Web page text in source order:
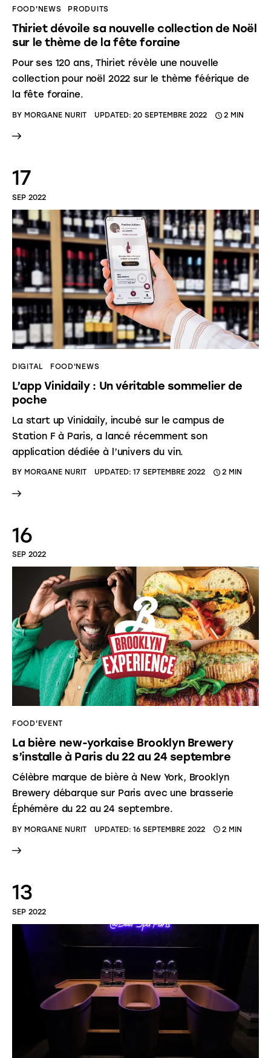
FOOD'NEWS PRODUITS
Thiriet dévoile sa nouvelle collection de Noël
sur le thème de la fête foraine
Pour ses 120 ans, Thiriet révèle une nouvelle
collection pour noël 2022 sur le thème féérique de
la fête foraine.
BY MORGANE NURIT UPDATED: 20 SEPTEMBRE 2022 2 MIN
17
SEP 2022
DIGITAL FOOD'NEWS
L’app Vinidaily : Un véritable sommelier de
poche
La start up Vinidaily, incubé sur le campus de
Station F à Paris, a lancé récemment son
application dédiée à l’univers du vin.
BY MORGANE NURIT UPDATED: 17 SEPTEMBRE 2022 2 MIN
16
SEP 2022
FOOD'EVENT
La bière new-yorkaise Brooklyn Brewery
s’installe à Paris du 22 au 24 septembre
Célèbre marque de bière à New York, Brooklyn
Brewery débarque sur Paris avec une brasserie
Éphémère du 22 au 24 septembre.
BY MORGANE NURIT UPDATED: 16 SEPTEMBRE 2022 2 MIN
13
SEP 2022